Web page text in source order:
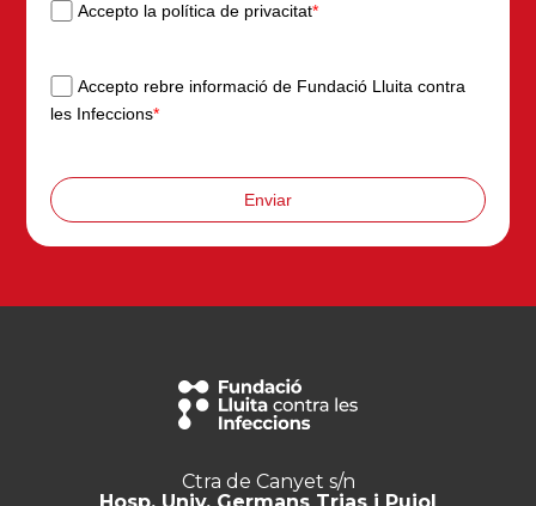
Accepto la política de privacitat*
Accepto rebre informació de Fundació Lluita contra
les Infeccions*
Enviar
Ctra de Canyet s/n
Hosp. Univ. Germans Trias i Pujol